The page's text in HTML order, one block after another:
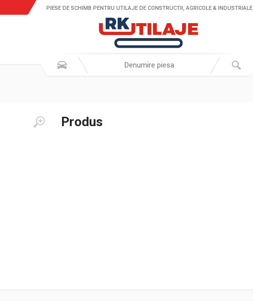
PIESE DE SCHIMB PENTRU UTILAJE DE CONSTRUCTII, AGRICOLE & INDUSTRIALE
Produs